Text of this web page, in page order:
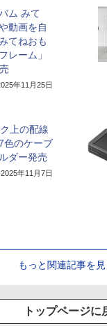
ム みて
動画を自
てねおも
レーム」
年11月25日
上の配線
色のケーブ
ダー発売
2025年11月7日
もっと関連記事を見
トップページに